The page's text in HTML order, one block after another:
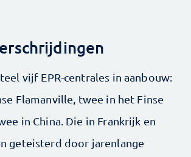
vijf EPR-centrales in aanbouw:
Flamanville, twee in het Finse
in China. Die in Frankrijk en
geteisterd door jarenlange